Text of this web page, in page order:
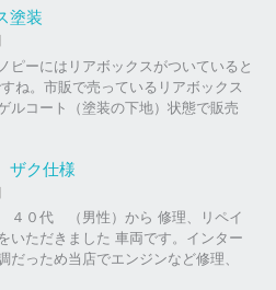
塗装
ピーにはリアボックスがついていると
ね。市販で売っているリアボックス
ルコート（塗装の下地）状態で販売
ク仕様
４０代 （男性）から 修理、リペイ
いただきました 車両です。インター
っため当店でエンジンなど修理、